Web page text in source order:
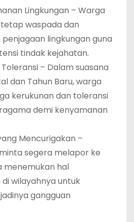
Lingkungan – Warga
waspada dan
lingkungan guna
tindak kejahatan.
– Dalam suasana
dan Tahun Baru, warga
kerukunan dan toleransi
demi kenyamanan
Mencurigakan –
segera melapor ke
menemukan hal
wilayahnya untuk
gangguan